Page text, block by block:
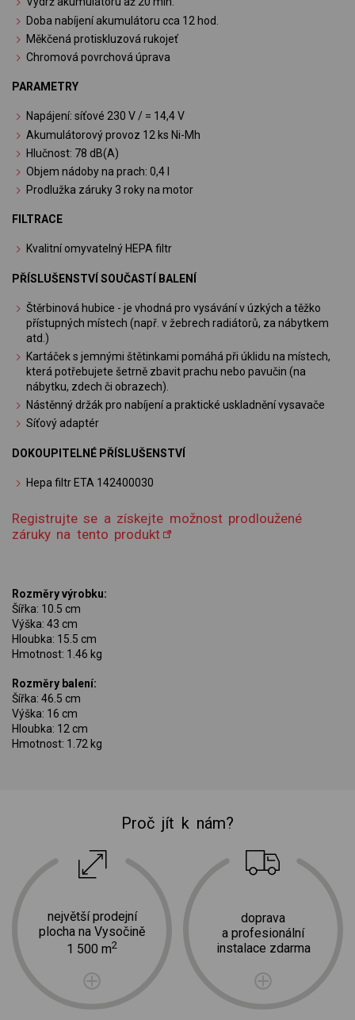
Doba nabíjení akumulátoru cca 12 hod.
Měkčená protiskluzová rukojeť
Chromová povrchová úprava
PARAMETRY
Napájení: síťové 230 V / = 14,4 V
Akumulátorový provoz 12 ks Ni-Mh
Hlučnost: 78 dB(A)
Objem nádoby na prach: 0,4 l
Prodlužka záruky 3 roky na motor
FILTRACE
Kvalitní omyvatelný HEPA filtr
PŘÍSLUŠENSTVÍ SOUČASTÍ BALENÍ
Štěrbinová hubice - je vhodná pro vysávání v úzkých a těžko
přístupných místech (např. v žebrech radiátorů, za nábytkem
atd.)
Kartáček s jemnými štětinkami pomáhá při úklidu na místech,
která potřebujete šetrně zbavit prachu nebo pavučin (na
nábytku, zdech či obrazech).
Nástěnný držák pro nabíjení a praktické uskladnění vysavače
Síťový adaptér
DOKOUPITELNÉ PŘÍSLUŠENSTVÍ
Hepa filtr ETA 142400030
Registrujte se a získejte možnost prodloužené
záruky na tento produkt
Rozměry výrobku:
Šířka: 10.5 cm
Výška: 43 cm
Hloubka: 15.5 cm
Hmotnost: 1.46 kg
Rozměry balení:
Šířka: 46.5 cm
Výška: 16 cm
Hloubka: 12 cm
Hmotnost: 1.72 kg
Proč jít k nám?
největší prodejní
plocha na Vysočině
1 500 m2
doprava
a profesionální
instalace zdarma